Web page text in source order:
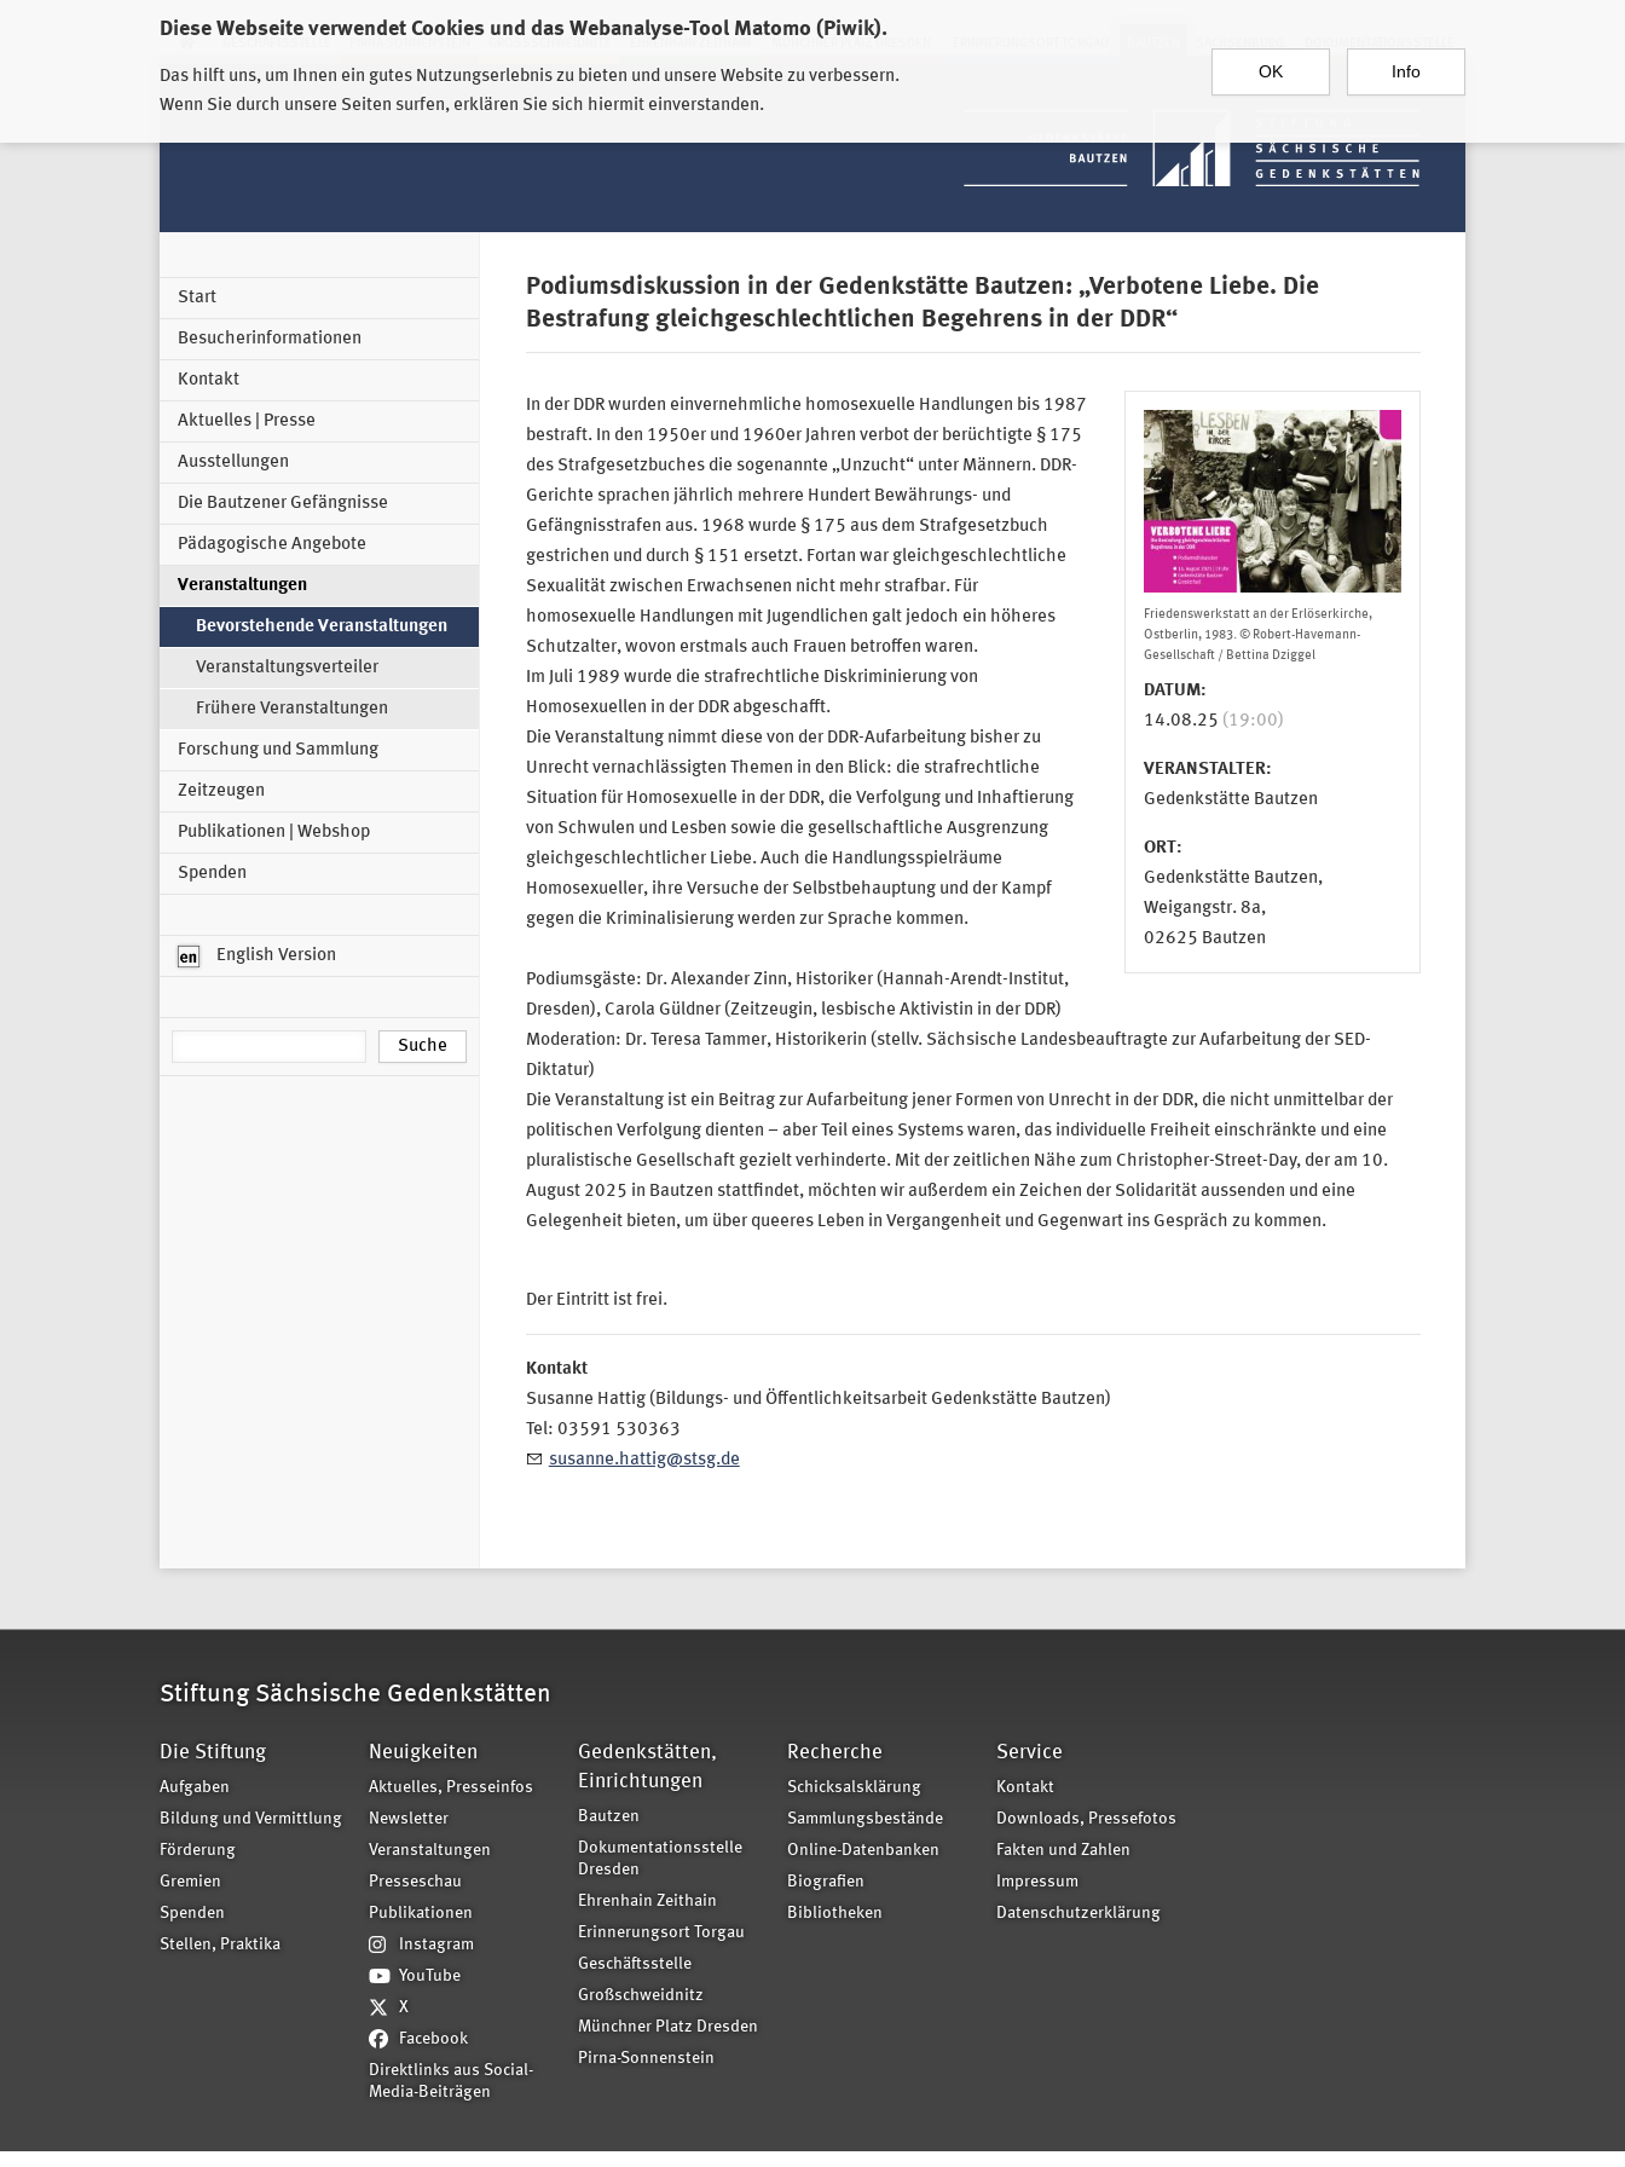
Diese Webseite verwendet Cookies und das Webanalyse-Tool Matomo (Piwik).
Das hilft uns, um Ihnen ein gutes Nutzungserlebnis zu bieten und unsere Website zu verbessern.
Wenn Sie durch unsere Seiten surfen, erklären Sie sich hiermit einverstanden.
OK Info
EHRENHAIN ZEITHAIN MÜNCHNER PLATZ DRESDEN
Start
Besucherinformationen
Kontakt
Aktuelles | Presse
Ausstellungen
Die Bautzener Gefängnisse
Pädagogische Angebote
Veranstaltungen
Bevorstehende Veranstaltungen
Veranstaltungsverteiler
Frühere Veranstaltungen
Forschung und Sammlung
Zeitzeugen
Publikationen | Webshop
Spenden
English Version
Podiumsdiskussion in der Gedenkstätte Bautzen: „Verbotene Liebe. Die
Bestrafung gleichgeschlechtlichen Begehrens in der DDR“
Friedenswerkstatt an der Erlöserkirche,
Ostberlin, 1983. © Robert-Havemann-
Gesellschaft / Bettina Dziggel
DATUM:
14.08.25 (19:00)
VERANSTALTER:
Gedenkstätte Bautzen
ORT:
Gedenkstätte Bautzen,
Weigangstr. 8a,
02625 Bautzen
In der DDR wurden einvernehmliche homosexuelle Handlungen bis 1987
bestraft. In den 1950er und 1960er Jahren verbot der berüchtigte § 175
des Strafgesetzbuches die sogenannte „Unzucht“ unter Männern. DDR-
Gerichte sprachen jährlich mehrere Hundert Bewährungs- und
Gefängnisstrafen aus. 1968 wurde § 175 aus dem Strafgesetzbuch
gestrichen und durch § 151 ersetzt. Fortan war gleichgeschlechtliche
Sexualität zwischen Erwachsenen nicht mehr strafbar. Für
homosexuelle Handlungen mit Jugendlichen galt jedoch ein höheres
Schutzalter, wovon erstmals auch Frauen betroffen waren.
Im Juli 1989 wurde die strafrechtliche Diskriminierung von
Homosexuellen in der DDR abgeschafft.
Die Veranstaltung nimmt diese von der DDR-Aufarbeitung bisher zu
Unrecht vernachlässigten Themen in den Blick: die strafrechtliche
Situation für Homosexuelle in der DDR, die Verfolgung und Inhaftierung
von Schwulen und Lesben sowie die gesellschaftliche Ausgrenzung
gleichgeschlechtlicher Liebe. Auch die Handlungsspielräume
Homosexueller, ihre Versuche der Selbstbehauptung und der Kampf
gegen die Kriminalisierung werden zur Sprache kommen.
Podiumsgäste: Dr. Alexander Zinn, Historiker (Hannah-Arendt-Institut,
Dresden), Carola Güldner (Zeitzeugin, lesbische Aktivistin in der DDR)
Moderation: Dr. Teresa Tammer, Historikerin (stellv. Sächsische Landesbeauftragte zur Aufarbeitung der SED-
Diktatur)
Die Veranstaltung ist ein Beitrag zur Aufarbeitung jener Formen von Unrecht in der DDR, die nicht unmittelbar der
politischen Verfolgung dienten – aber Teil eines Systems waren, das individuelle Freiheit einschränkte und eine
pluralistische Gesellschaft gezielt verhinderte. Mit der zeitlichen Nähe zum Christopher-Street-Day, der am 10.
August 2025 in Bautzen stattfindet, möchten wir außerdem ein Zeichen der Solidarität aussenden und eine
Gelegenheit bieten, um über queeres Leben in Vergangenheit und Gegenwart ins Gespräch zu kommen.
Der Eintritt ist frei.
Kontakt
Susanne Hattig (Bildungs- und Öffentlichkeitsarbeit Gedenkstätte Bautzen)
Tel: 03591 530363
susanne.hattig@stsg.de
Stiftung Sächsische Gedenkstätten
Die Stiftung
Aufgaben
Bildung und Vermittlung
Förderung
Gremien
Spenden
Stellen, Praktika
Neuigkeiten
Aktuelles, Presseinfos
Newsletter
Veranstaltungen
Presseschau
Publikationen
Instagram
YouTube
X
Facebook
Direktlinks aus Social-
Media-Beiträgen
Gedenkstätten,
Einrichtungen
Bautzen
Dokumentationsstelle
Dresden
Ehrenhain Zeithain
Erinnerungsort Torgau
Geschäftsstelle
Großschweidnitz
Münchner Platz Dresden
Pirna-Sonnenstein
Recherche
Schicksalsklärung
Sammlungsbestände
Online-Datenbanken
Biografien
Bibliotheken
Service
Kontakt
Downloads, Pressefotos
Fakten und Zahlen
Impressum
Datenschutzerklärung